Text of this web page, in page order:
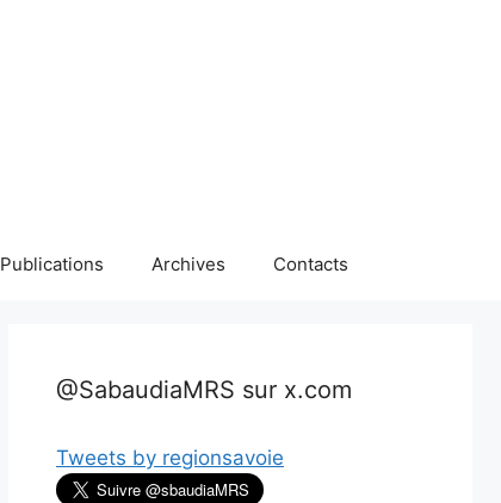
Publications Archives Contacts
@SabaudiaMRS sur x.com
Tweets by regionsavoie